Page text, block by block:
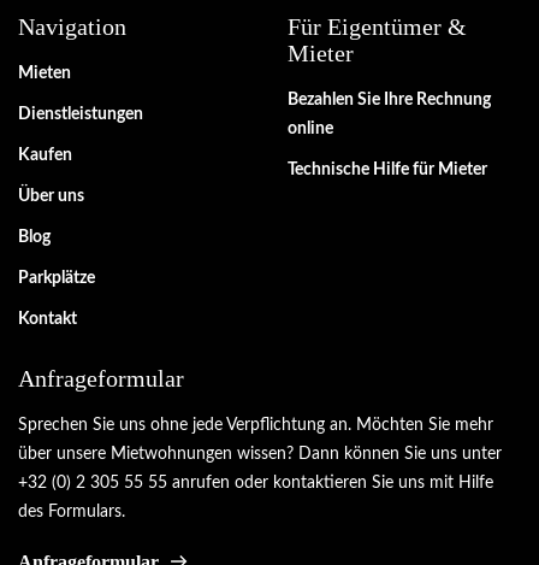
Navigation
Mieten
Dienstleistungen
Kaufen
Über uns
Blog
Parkplätze
Kontakt
Anfrageformular
Sprechen Sie uns ohne jede Verpflichtung an. Möchten Sie mehr
über unsere Mietwohnungen wissen? Dann können Sie uns unter
+32 (0) 2 305 55 55 anrufen oder kontaktieren Sie uns mit Hilfe
des Formulars.
Für Eigentümer &
Mieter
Bezahlen Sie Ihre Rechnung
online
Technische Hilfe für Mieter